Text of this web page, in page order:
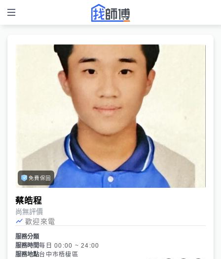
免費保固
蔡皓程
尚無評價
歡迎來電
服務分類
服務時間每日 00:00 ~ 24:00
服務地點台中市梧棲區